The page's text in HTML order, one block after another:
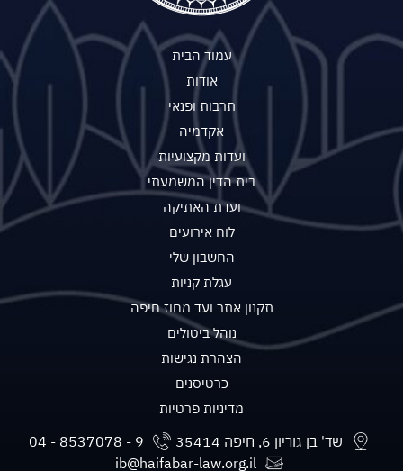
עמוד הבית
אודות
תרבות ופנאי
אקדמיה
ועדות מקצועיות
בית הדין המשמעתי
ועדת האתיקה
לוח אירועים
החשבון שלי
עגלת קניות
תקנון אתר ועד מחוז חיפה
נוהל ביטולים
הצהרת נגישות
כרטיסנים
מדיניות פרטיות
שד' בן גוריון 6, חיפה 35414
ib@haifabar-law.org.il